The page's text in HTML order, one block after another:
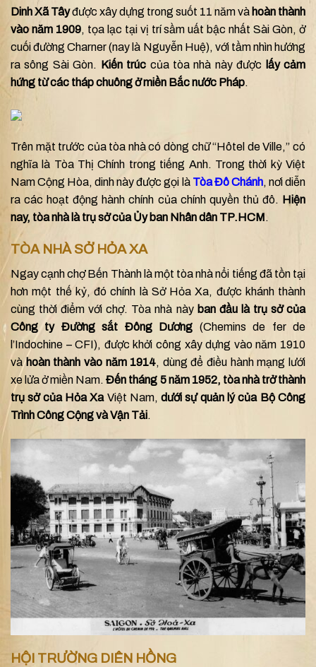
Dinh Xã Tâyđược xây dựng trong suốt 11 năm và hoàn thành
vào năm 1909, tọa lạc tại vị trí sầm uất bậc nhất Sài Gòn, ở
cuối đường Charner (nay là Nguyễn Huệ), với tầm nhìn hướng
ra sông Sài Gòn. Kiến trúc của tòa nhà này được lấy cảm
hứng từ các tháp chuông ở miền Bắc nước Pháp.
Trên mặt trước của tòa nhà có dòng chữ “Hôtel de Ville,” có
nghĩa là Tòa Thị Chính trong tiếng Anh. Trong thời kỳ Việt
Nam Cộng Hòa, dinh này được gọi là Tòa Đô Chánh, nơi diễn
ra các hoạt động hành chính của chính quyền thủ đô. Hiện
nay, tòa nhà là trụ sở của Ủy ban Nhân dân TP.HCM.
TÒA NHÀ SỞ HỎA XA
Ngay cạnh chợ Bến Thành là một tòa nhà nổi tiếng đã tồn tại
hơn một thế kỷ, đó chính là Sở Hỏa Xa, được khánh thành
cùng thời điểm với chợ. Tòa nhà này ban đầu là trụ sở của
Công ty Đường sắt Đông Dương (Chemins de fer de
l’Indochine – CFI), được khởi công xây dựng vào năm 1910
vàhoàn thành vào năm 1914, dùng để điều hành mạng lưới
xe lửa ở miền Nam.Đến tháng 5 năm 1952, tòa nhà trở thành
trụ sở của Hỏa XaViệt Nam,dưới sự quản lý của Bộ Công
Trình Công Cộng và Vận Tải.
HỘI TRƯỜNG DIÊN HỒNG